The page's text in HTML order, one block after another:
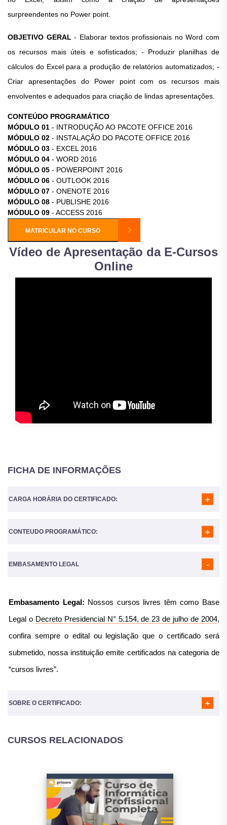
surpreendentes no Power point.
OBJETIVO GERAL - Elaborar textos profissionais no Word com
os recursos mais úteis e sofisticados; - Produzir planilhas de
cálculos do Excel para a produção de relatórios automatizados; -
Criar apresentações do Power point com os recursos mais
envolventes e adequados para criação de lindas apresentações.
CONTEÚDO PROGRAMÁTICO
MÓDULO 01 - INTRODUÇÃO AO PACOTE OFFICE 2016
MÓDULO 02 - INSTALAÇÃO DO PACOTE OFFICE 2016
MÓDULO 03 - EXCEL 2016
MÓDULO 04 - WORD 2016
MÓDULO 05 - POWERPOINT 2016
MÓDULO 06 - OUTLOOK 2016
MÓDULO 07 - ONENOTE 2016
MÓDULO 08 - PUBLISHE 2016
MÓDULO 09 - ACCESS 2016
MATRICULAR NO CURSO
Vídeo de Apresentação da E-Cursos
Online
FICHA DE INFORMAÇÕES
CARGA HORÁRIA DO CERTIFICADO:
CONTEUDO PROGRAMÁTICO:
MÓDULO 02- INSTALAÇÃO DO PACOTE OFFICE 2016
MÓDULO 06- OUTLOOK 2016
MÓDULO 08- PUBLISHE 2016
MÓDULO 09- ACCESS 2016
EMBASAMENTO LEGAL
Embasamento Legal: Nossos cursos livres têm como Base
Legal o Decreto Presidencial N° 5.154, de 23 de julho de 2004,
confira sempre o edital ou legislação que o certificado será
submetido, nossa instituição emite certificados na categoria de
“cursos livres”.
SOBRE O CERTIFICADO:
Nosso certificado é reconhecido em todo o Brasil e
Atividades Complementares para a Faculdade;
Horas complementares, atividades complementares para a
CURSOS RELACIONADOS